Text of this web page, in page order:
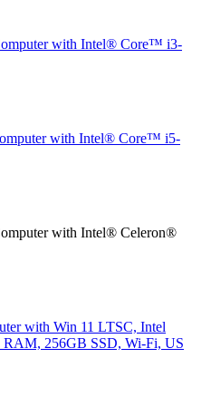
with Intel® Core™ i3-
with Intel® Core™ i5-
with Intel® Celeron®
with Win 11 LTSC, Intel
RAM, 256GB SSD, Wi-Fi, US